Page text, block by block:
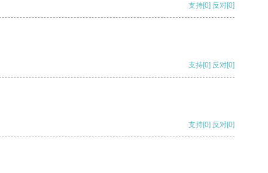
支持[0] 反对[0]
支持[0] 反对[0]
支持[0] 反对[0]